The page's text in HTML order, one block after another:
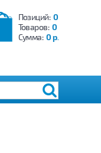
Позиций: 0
Товаров: 0
Сумма: 0 р.